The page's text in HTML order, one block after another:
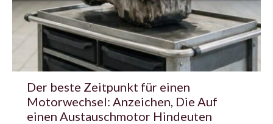
Der beste Zeitpunkt für einen
Motorwechsel: Anzeichen, Die Auf
einen Austauschmotor Hindeuten